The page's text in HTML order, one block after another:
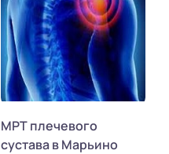
МРТ плечевого
сустава в Марьино